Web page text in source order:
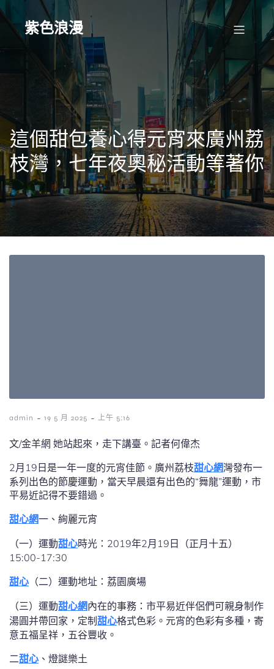
to
content紫色浪漫
這個甜包養心得元宵來廣州荔
枝灣，七年夜奧秘活動等著你
admin - 19 5 月 2025 - 上午 5:16
文/金羊網 她站起來，走下講臺。記者何偉杰
2月19日是一年一度的元宵佳節。廣州荔枝甜心網灣發布一
系列出色的節慶運動，當天早晨還有出色的“舞龍”運動，市
平易近記得不要錯過。
甜心網一、絢麗元宵
（一）運動甜心時光：2019年2月19日（正月十五）
15:00-17:30
甜心 （二）運動地址：荔園廣場
（三）運動甜心網內在的事務：市平易近伴侶們可親身制作
湯圓并帶回家，定制 甜心格式色彩。元宵的色彩有多種，寄
意五福呈祥，五谷豐收。
二甜心 、燈謎樂土